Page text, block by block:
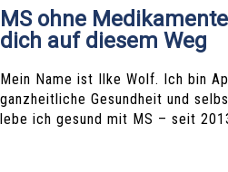
MS ohne
dich auf diesem Weg
Mein Name ist Ilke Wolf. Ich bin
ganzheitliche Gesundheit und
lebe ich gesund mit MS – seit